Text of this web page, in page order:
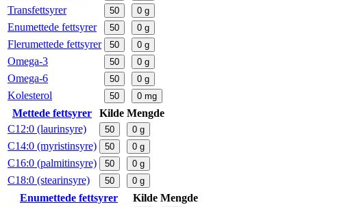
Transfettsyrer 50 0 g
Enumettede fettsyrer 50 0 g
Flerumettede fettsyrer 50 0 g
Omega-3 50 0 g
Omega-6 50 0 g
Kolesterol 50 0 mg
Mettede fettsyrer Kilde Mengde
C12:0 (laurinsyre)
50 0 g
C14:0 (myristinsyre) 50 0 g
C16:0 (palmitinsyre) 50 0 g
C18:0 (stearinsyre) 50 0 g
Enumettede fettsyrer Kilde Mengde